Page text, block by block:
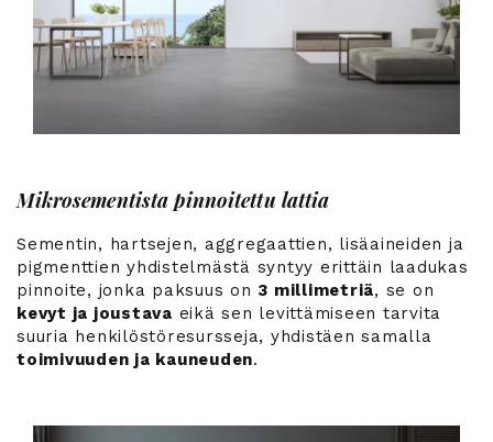
Mikrosementista pinnoitettu lattia
Sementin, hartsejen, aggregaattien, lisäaineiden ja
pigmenttien yhdistelmästä syntyy erittäin laadukas
pinnoite, jonka paksuus on 3 millimetriä, se on
kevyt ja joustava eikä sen levittämiseen tarvita
suuria henkilöstöresursseja, yhdistäen samalla
toimivuuden ja kauneuden.